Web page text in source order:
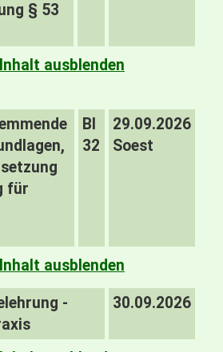
§ 53
Inhalt ausblenden
für
BI
32
29.09.2026
Soest
Inhalt ausblenden
-
30.09.2026